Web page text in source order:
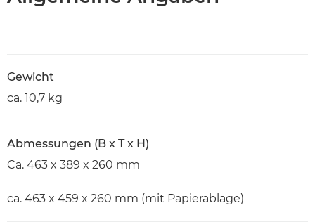
Gewicht
ca. 10,7 kg
Abmessungen (B x T x H)
Ca. 463 x 389 x 260 mm
ca. 463 x 459 x 260 mm (mit Papierablage)